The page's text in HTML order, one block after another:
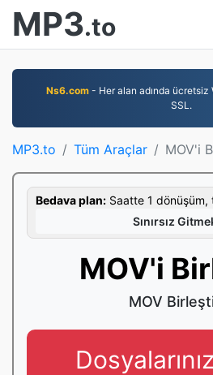
MP3.to
Ns6.com- Her alan adında ücretsiz
SSL.
MP3.to Tüm Araçlar MOV'i
Bedava plan: Saatte 1
Sınırsız
MOV'i
MOV